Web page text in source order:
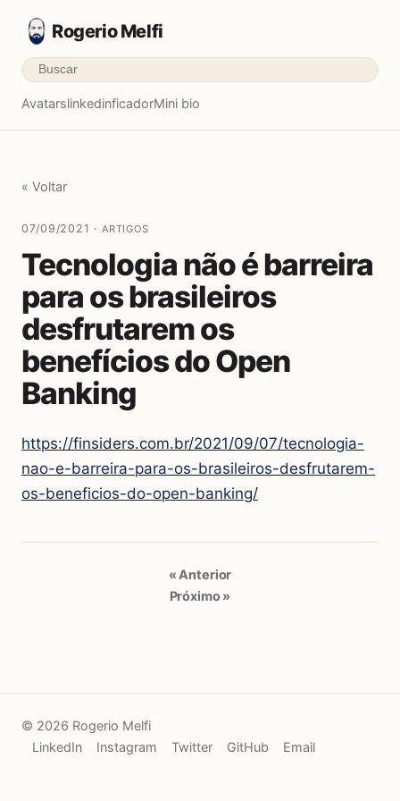
Rogerio Melfi
AvatarslinkedinficadorMini bio
« Voltar
07/09/2021 · ARTIGOS
Tecnologia não é barreira
para os brasileiros
desfrutarem os
benefícios do Open
Banking
https://finsiders.com.br/2021/09/07/tecnologia-
nao-e-barreira-para-os-brasileiros-desfrutarem-
os-beneficios-do-open-banking/
« Anterior
Próximo »
© 2026 Rogerio Melfi
LinkedIn
Instagram Twitter GitHub Email